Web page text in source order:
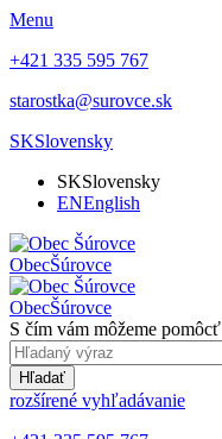
Menu
+421 335 595 767
starostka@surovce.sk
SKSlovensky
SKSlovensky
ENEnglish
ObecŠúrovce
ObecŠúrovce
S čím vám môžeme pomôcť
Hľadať
rozšírené vyhľadávanie